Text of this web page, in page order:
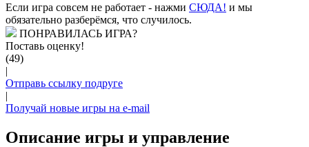
Если игра совсем не работает - нажми CЮДА! и мы
обязательно разберёмся, что случилось.
ПОНРАВИЛАСЬ ИГРА?
Поставь оценку!
(49)
|
Отправь ссылку подруге
|
Получай новые игры на e-mail
Описание игры и управление